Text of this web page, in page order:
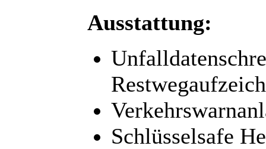
Ausstattung:
Schlüsselsafe